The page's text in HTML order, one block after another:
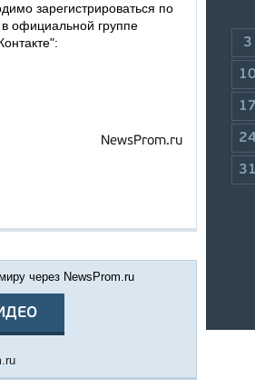
зарегистрироваться по
официальной группе
NewsProm.ru
через NewsProm.ru
3
17
31